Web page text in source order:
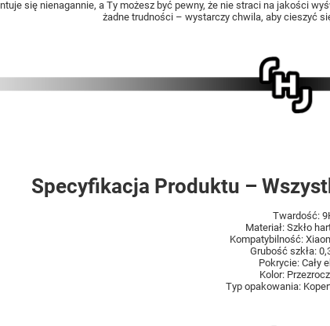
się nienagannie, a Ty możesz być pewny, że nie straci na jakości
żadne trudności – wystarczy chwila, aby cieszyć
Specyfikacja Produktu –
Twardość:
Materiał: Szkło
Kompatybilność:
Grubość szkła:
Pokrycie: Cały
Kolor:
Typ opakowania: